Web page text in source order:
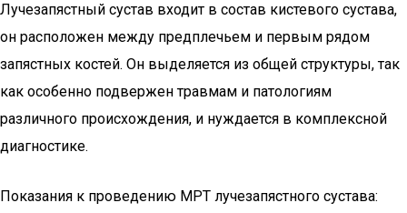
Лучезапястный сустав входит в состав кистевого сустава,
он расположен между предплечьем и первым рядом
запястных костей. Он выделяется из общей структуры, так
как особенно подвержен травмам и патологиям
различного происхождения, и нуждается в комплексной
диагностике.
Показания к проведению МРТ лучезапястного сустава: